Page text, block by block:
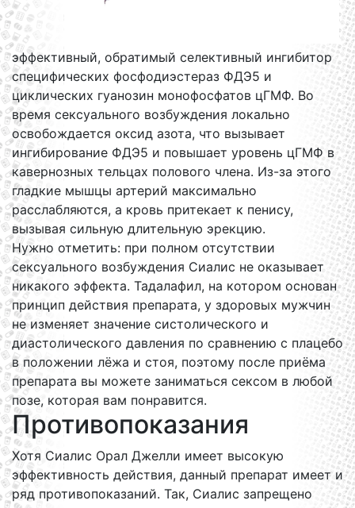
эффективный, обратимый селективный ингибитор
специфических фосфодиэстераз ФДЭ5 и
циклических гуанозин монофосфатов цГМФ. Во
время сексуального возбуждения локально
освобождается оксид азота, что вызывает
ингибирование ФДЭ5 и повышает уровень цГМФ в
кавернозных тельцах полового члена. Из-за этого
гладкие мышцы артерий максимально
расслабляются, а кровь притекает к пенису,
вызывая сильную длительную эрекцию.
Нужно отметить: при полном отсутствии
сексуального возбуждения Сиалис не оказывает
никакого эффекта. Тадалафил, на котором основан
принцип действия препарата, у здоровых мужчин
не изменяет значение систолического и
диастолического давления по сравнению с плацебо
в положении лёжа и стоя, поэтому после приёма
препарата вы можете заниматься сексом в любой
позе, которая вам понравится.
Противопоказания
Хотя Сиалис Орал Джелли имеет высокую
эффективность действия, данный препарат имеет и
ряд противопоказаний. Так, Сиалис запрещено